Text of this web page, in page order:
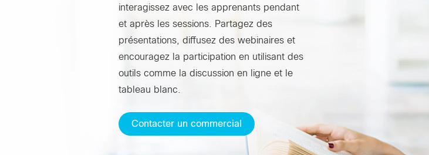
interagissez avec les apprenants pendant
et après les sessions. Partagez des
présentations, diffusez des webinaires et
encouragez la participation en utilisant des
outils comme la discussion en ligne et le
tableau blanc.
Contacter un commercial